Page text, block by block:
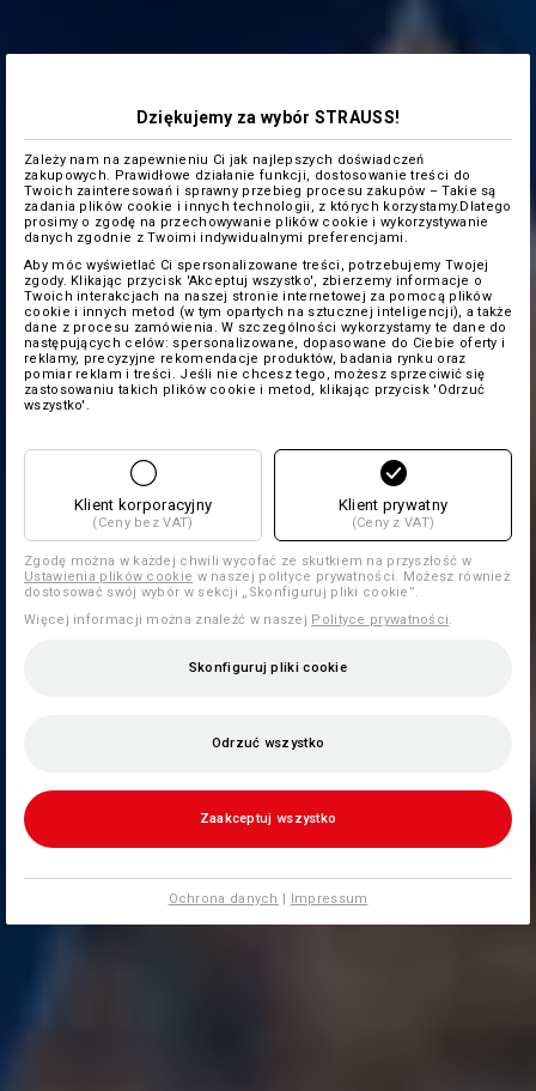
Dziękujemy za wybór STRAUSS!
Zależy nam na zapewnieniu Ci jak najlepszych doświadczeń
zakupowych. Prawidłowe działanie funkcji, dostosowanie treści do
Twoich zainteresowań i sprawny przebieg procesu zakupów – Takie są
zadania plików cookie i innych technologii, z których korzystamy.Dlatego
prosimy o zgodę na przechowywanie plików cookie i wykorzystywanie
danych zgodnie z Twoimi indywidualnymi preferencjami.
Aby móc wyświetlać Ci spersonalizowane treści, potrzebujemy Twojej
zgody. Klikając przycisk 'Akceptuj wszystko', zbierzemy informacje o
Twoich interakcjach na naszej stronie internetowej za pomocą plików
cookie i innych metod (w tym opartych na sztucznej inteligencji), a także
dane z procesu zamówienia. W szczególności wykorzystamy te dane do
następujących celów: spersonalizowane, dopasowane do Ciebie oferty i
reklamy, precyzyjne rekomendacje produktów, badania rynku oraz
pomiar reklam i treści. Jeśli nie chcesz tego, możesz sprzeciwić się
zastosowaniu takich plików cookie i metod, klikając przycisk 'Odrzuć
wszystko'.
Klient korporacyjny
(Ceny bez VAT)
Klient prywatny
(Ceny z VAT)
Zgodę można w każdej chwili wycofać ze skutkiem na przyszłość w
Ustawienia plików cookie w naszej polityce prywatności. Możesz również
dostosować swój wybór w sekcji „Skonfiguruj pliki cookie”.
Więcej informacji można znaleźć w naszej Polityce prywatności.
Skonfiguruj pliki cookie
Odrzuć wszystko
Zaakceptuj wszystko
Ochrona danych | Impressum